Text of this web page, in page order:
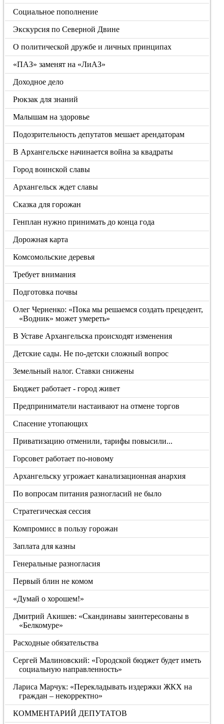
Социальное пополнение
Экскурсия по Северной Двине
О политической дружбе и личных принципах
«ПАЗ» заменят на «ЛиАЗ»
Доходное дело
Рюкзак для знаний
Малышам на здоровье
Подозрительность депутатов мешает арендаторам
В Архангельске начинается война за квадраты
Город воинской славы
Архангельск ждет славы
Сказка для горожан
Генплан нужно принимать до конца года
Дорожная карта
Комсомольские деревья
Требует внимания
Подготовка почвы
Олег Черненко: «Пока мы решаемся создать прецедент,
«Водник» может умереть»
В Уставе Архангельска происходят изменения
Детские сады. Не по-детски сложный вопрос
Земельный налог. Ставки снижены
Бюджет работает - город живет
Предприниматели настаивают на отмене торгов
Спасение утопающих
Приватизацию отменили, тарифы повысили...
Горсовет работает по-новому
Архангельску угрожает канализационная анархия
По вопросам питания разногласий не было
Стратегическая сессия
Компромисс в пользу горожан
Заплата для казны
Генеральные разногласия
Первый блин не комом
«Думай о хорошем!»
Дмитрий Акишев: «Скандинавы заинтересованы в
«Белкомуре»
Расходные обязательства
Сергей Малиновский: «Городской бюджет будет иметь
социальную направленность»
Лариса Марчук: «Перекладывать издержки ЖКХ на
граждан – некорректно»
КОММЕНТАРИЙ ДЕПУТАТОВ